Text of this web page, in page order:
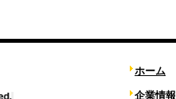
ホーム
企業情報